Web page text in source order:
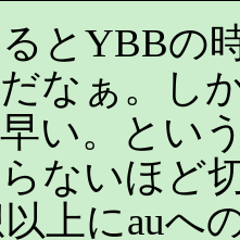
とYBBの
なぁ。し
い。とい
ないほど
上にauへ